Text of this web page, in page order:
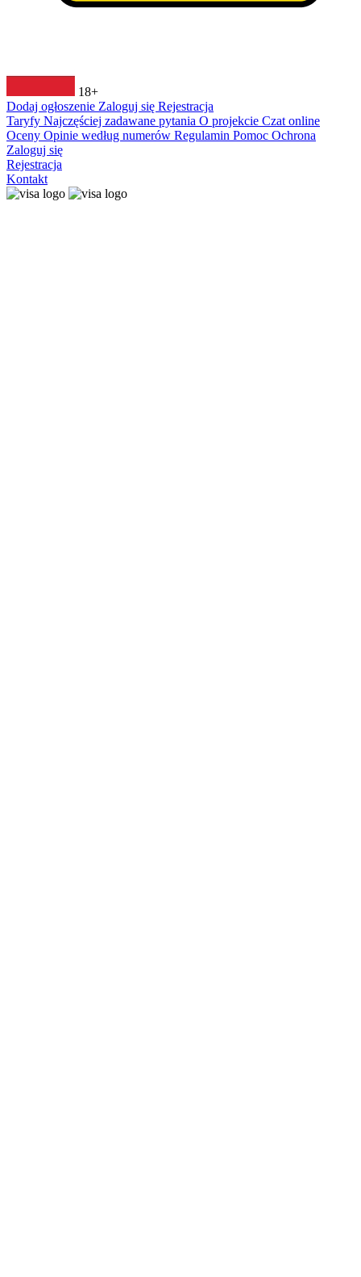
18+
Dodaj ogłoszenie Zaloguj się Rejestracja
Taryfy Najczęściej zadawane pytania O projekcie Czat online
Oceny Opinie według numerów Regulamin Pomoc Ochrona
Zaloguj się
Rejestracja
Kontakt